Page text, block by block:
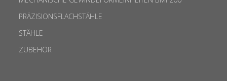
PRÄZISIONSFLACHSTÄHLE
STÄHLE
ZUBEHÖR